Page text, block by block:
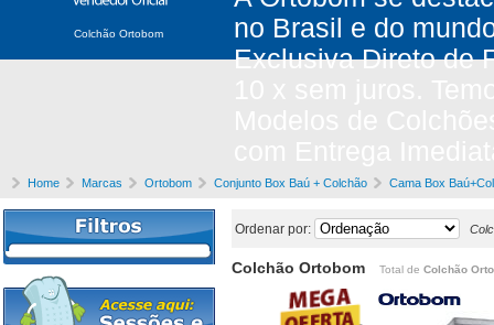
Colchão Ortobom
no Brasil e do
Exclusiva Direto de
Home Marcas Ortobom Conjunto Box Baú + Colchão Cama Box
Ordenar por:
Colchão Ortobom Total de Colchão